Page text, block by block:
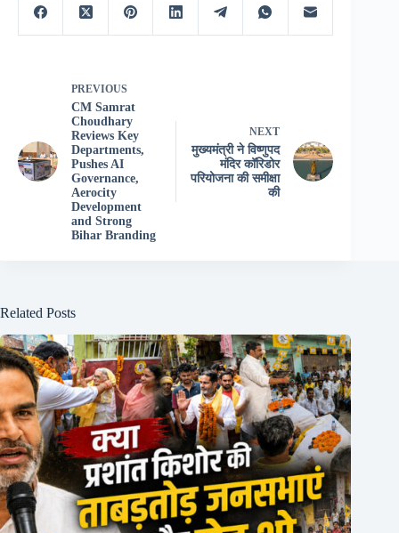
PREVIOUS
CM Samrat
Choudhary
Reviews Key
Departments,
Pushes AI
Governance,
Aerocity
Development
and Strong
Bihar Branding
NEXT
मुख्यमंत्री ने विष्णुपद
मंदिर कॉरिडोर
परियोजना की समीक्षा
की
Related Posts